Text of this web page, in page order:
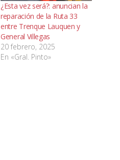
¿Esta vez será?: anuncian la
reparación de la Ruta 33
entre Trenque Lauquen y
General Villegas
20 febrero, 2025
En «Gral. Pinto»